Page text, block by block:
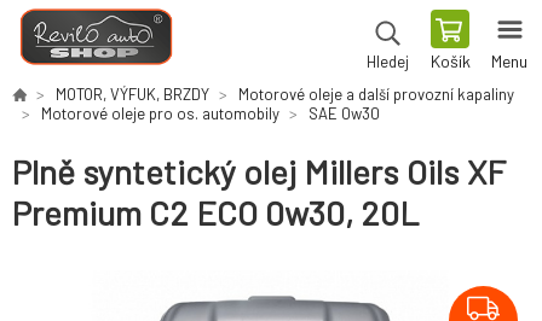
Hledej Košík Menu
MOTOR, VÝFUK, BRZDY
Motorové oleje a další provozní kapaliny
Motorové oleje pro os. automobily
SAE 0w30
Plně syntetický olej Millers Oils XF
Premium C2 ECO 0w30, 20L